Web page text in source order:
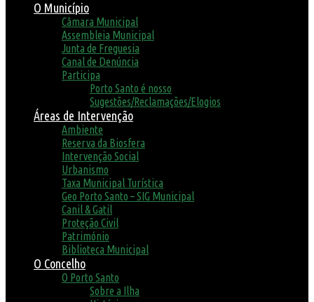
O Município
Câmara Municipal
Assembleia Municipal
Junta de Freguesia
Canal de Denúncia
Participa
Porto Santo é nosso
Sugestões/Reclamações/Elogios
Áreas de Intervenção
Ambiente
Reserva da Biosfera
Intervenção Social
Urbanismo
Taxa Municipal Turística
Geo Porto Santo – SIG Municipal
Canil & Gatil
Proteção Civil
Património
Biblioteca Municipal
O Concelho
O Porto Santo
Sobre a Ilha